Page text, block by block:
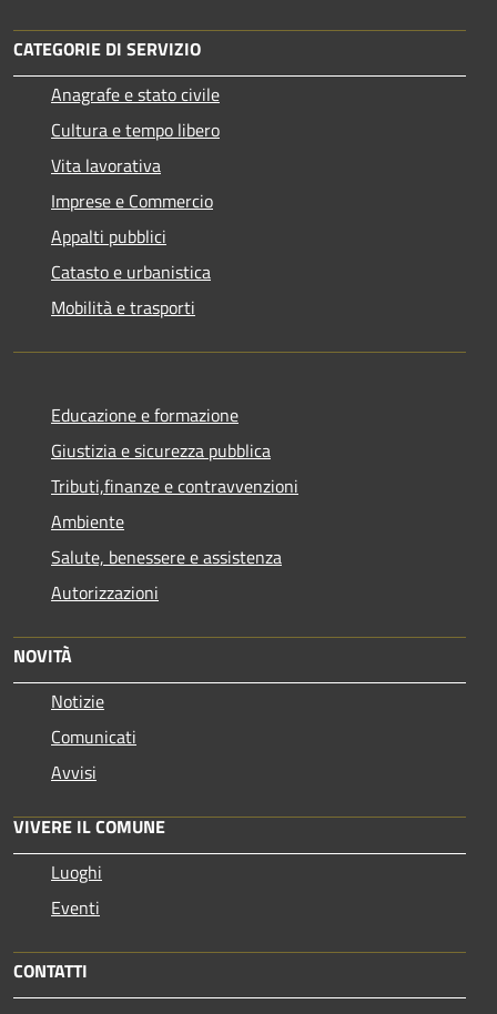
CATEGORIE DI SERVIZIO
Anagrafe e stato civile
Cultura e tempo libero
Vita lavorativa
Imprese e Commercio
Appalti pubblici
Catasto e urbanistica
Mobilità e trasporti
Educazione e formazione
Giustizia e sicurezza pubblica
Tributi,finanze e contravvenzioni
Ambiente
Salute, benessere e assistenza
Autorizzazioni
NOVITÀ
Notizie
Comunicati
Avvisi
VIVERE IL COMUNE
Luoghi
Eventi
CONTATTI